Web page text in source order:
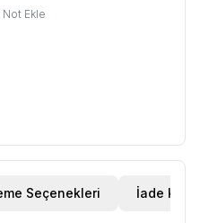
Not Ekle
Seçenekleri İade